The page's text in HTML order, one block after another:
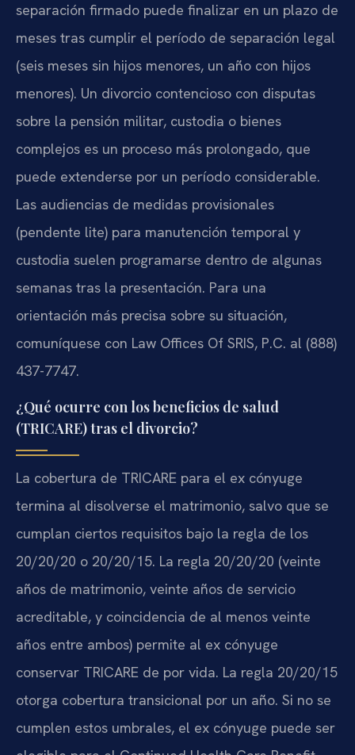
separación firmado puede finalizar en un plazo de
meses tras cumplir el período de separación legal
(seis meses sin hijos menores, un año con hijos
menores). Un divorcio contencioso con disputas
sobre la pensión militar, custodia o bienes
complejos es un proceso más prolongado, que
puede extenderse por un período considerable.
Las audiencias de medidas provisionales
(pendente lite) para manutención temporal y
custodia suelen programarse dentro de algunas
semanas tras la presentación. Para una
orientación más precisa sobre su situación,
comuníquese con Law Offices Of SRIS, P.C. al (888)
437-7747.
¿Qué ocurre con los beneficios de salud
(TRICARE) tras el divorcio?
La cobertura de TRICARE para el ex cónyuge
termina al disolverse el matrimonio, salvo que se
cumplan ciertos requisitos bajo la regla de los
20/20/20 o 20/20/15. La regla 20/20/20 (veinte
años de matrimonio, veinte años de servicio
acreditable, y coincidencia de al menos veinte
años entre ambos) permite al ex cónyuge
conservar TRICARE de por vida. La regla 20/20/15
otorga cobertura transicional por un año. Si no se
cumplen estos umbrales, el ex cónyuge puede ser